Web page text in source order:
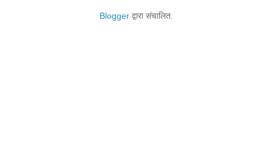
Bloggerद्वारा संचालित.